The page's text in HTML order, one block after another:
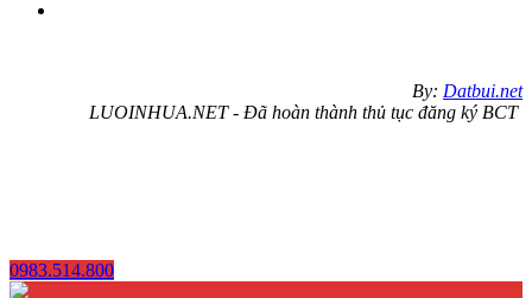
By: Datbui.net
LUOINHUA.NET - Đã hoàn thành thủ tục đăng ký BCT
0983.514.800